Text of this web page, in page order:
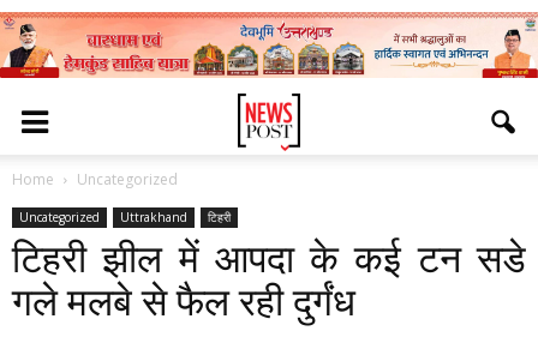
Home Uncategorized
Uncategorized Uttrakhand टिहरी
टिहरी झील में आपदा के कई टन सडे
गले मलबे से फैल रही दुर्गंध